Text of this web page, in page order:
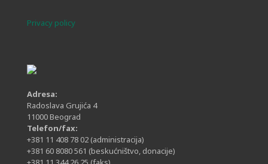
Privacy policy
Adresa:
Radoslava Grujića 4
11000 Beograd
Telefon/fax:
+381 11 408 78 02 (administracija)
+381 60 8080 561 (beskućništvo, donacije)